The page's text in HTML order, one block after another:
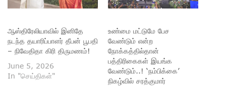
ஆஸ்திரேலியாவில் இனிதே
நடந்த தயாரிப்பாளர் தீபன் பூபதி
– நிவேதிதா கிரி திருமணம்!
June 5, 2026
In "செய்திகள்"
உண்மை மட்டுமே பேச
வேண்டும் என்ற
நோக்கத்தில்தான்
பத்திரிகைகள் இயங்க
வேண்டும்..! ‘நம்பிக்கை’
நிகழ்வில் சரத்குமார்